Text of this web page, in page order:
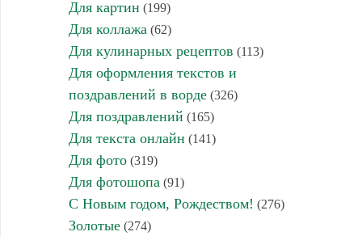
Для картин (199)
Для коллажа (62)
Для кулинарных рецептов (113)
Для оформления текстов и
поздравлений в ворде(326)
Для поздравлений (165)
Для текста онлайн (141)
Для фото(319)
Для фотошопа (91)
С Новым годом, Рождеством! (276)
Золотые(274)